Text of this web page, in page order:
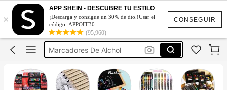
CONSEGUIR
×
APP SHEIN - DESCUBRE TU ESTILO
¡Descarga y consigue un 30% de dto.!Usar el
código: APPOFF30
(95,960)
Marcadores Acrílicos
Marcadores
Marcadores De Colores
Marcadores De Alchol
Marcadores Acrílicos